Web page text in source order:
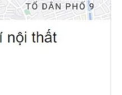
Cho Trang Trí Ô
trong lĩnh vực
trang trí ô tô